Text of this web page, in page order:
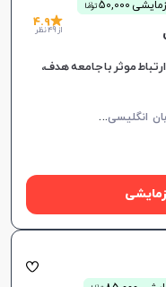
50,000 توما
ن
4.9
از 49 نظر
موثر با جامعه هدف،
م
کالمه زبان انگلیسی، زبان انگلیسی عمومی، گرامر زبان انگلیسی، زبان انگلیسی آمریکایی، زبان انگلیسی هفتم دبیرستان، زبان انگلیسی هشتم دبیرستان، زبان انگلیسی نهم دبیرستان، زبان انگلیسی دهم دبیرستان، زبان انگلیسی یازدهم دبیرستان، زبان انگلیسی دوازدهم دبیرستان
ن